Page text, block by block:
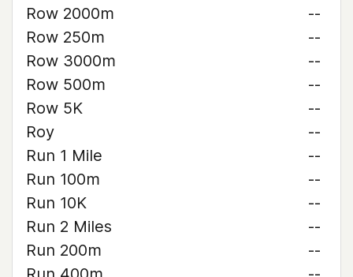
Row 2000m
--
Row 250m
--
Row 3000m
--
Row 500m
--
Row 5K
--
Roy
--
Run 1 Mile
--
Run 100m
--
Run 10K
--
Run 2 Miles
--
Run 200m
--